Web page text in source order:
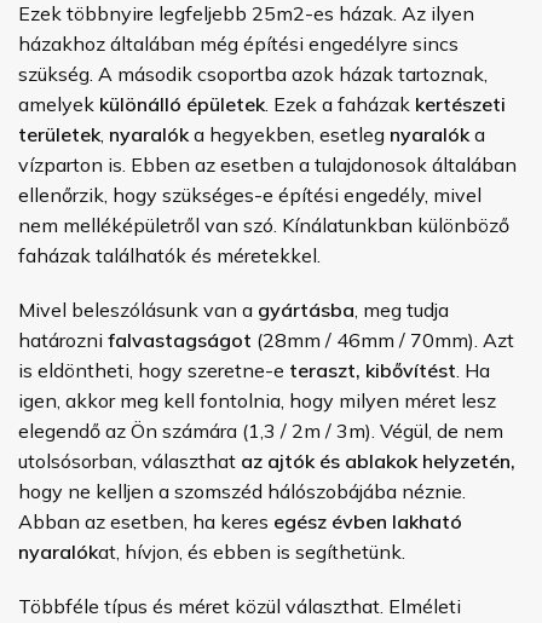
Ezek többnyire legfeljebb 25m2-es házak. Az ilyen
házakhoz általában még építési engedélyre sincs
szükség. A második csoportba azok házak tartoznak,
amelyek különálló épületek. Ezek a faházak kertészeti
területek, nyaralóka hegyekben, esetleg nyaralóka
vízparton is. Ebben az esetben a tulajdonosok általában
ellenőrzik, hogy szükséges-e építési engedély, mivel
nem melléképületről van szó. Kínálatunkban különböző
faházak találhatók és méretekkel.
Mivel beleszólásunk van a gyártásba, meg tudja
határozni falvastagságot (28mm / 46mm / 70mm). Azt
is eldöntheti, hogy szeretne-e teraszt, kibővítést. Ha
igen, akkor meg kell fontolnia, hogy milyen méret lesz
elegendő az Ön számára (1,3 / 2m / 3m). Végül, de nem
utolsósorban, választhat az ajtók és ablakok helyzetén,
hogy ne kelljen a szomszéd hálószobájába néznie.
Abban az esetben, ha keres egész évben lakható
nyaralókat, hívjon, és ebben is segíthetünk.
Többféle típus és méret közül választhat. Elméleti